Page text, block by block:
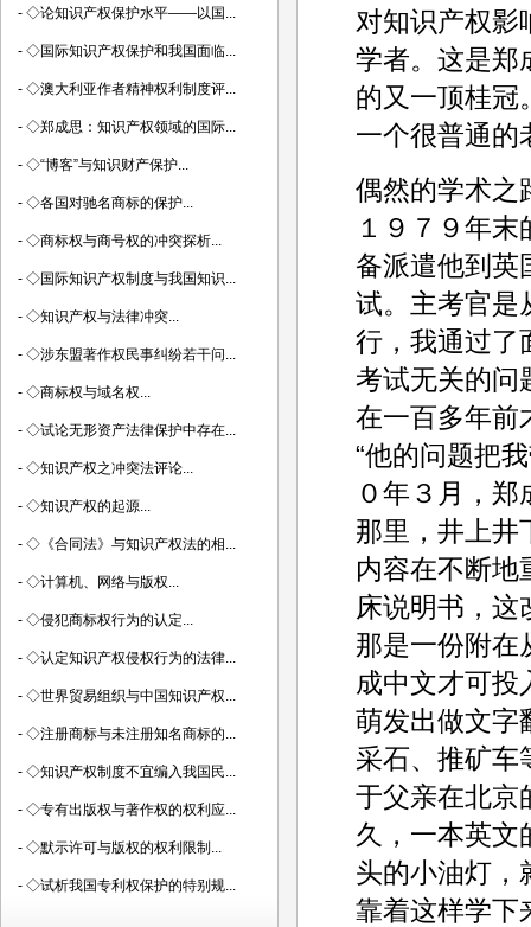
对知识产权影
学者。这是郑
的又一顶桂冠
一个很普通
偶然的学术之
１９７９年
备派遣他到英
试。主考官是
行，我通过了
考试无关的问
在一百多年前
“他的问题把
０年３月，
那里，井上井
内容在不断地
床说明书，这
那是一份附在
成中文才可投
萌发出做文字
采石、推矿车
于父亲在北京
久，一本英文
头的小油灯，
靠着这样学下
- ◇论知识产权保护水平——以国...
- ◇国际知识产权保护和我国面临...
- ◇澳大利亚作者精神权利制度评...
- ◇郑成思：知识产权领域的国际...
- ◇“博客”与知识财产保护...
- ◇各国对驰名商标的保护...
- ◇商标权与商号权的冲突探析...
- ◇国际知识产权制度与我国知识...
- ◇知识产权与法律冲突...
- ◇涉东盟著作权民事纠纷若干问...
- ◇商标权与域名权...
- ◇试论无形资产法律保护中存在...
- ◇知识产权之冲突法评论...
- ◇知识产权的起源...
- ◇《合同法》与知识产权法的相...
- ◇计算机、网络与版权...
- ◇侵犯商标权行为的认定...
- ◇认定知识产权侵权行为的法律...
- ◇世界贸易组织与中国知识产权...
- ◇注册商标与未注册知名商标的...
- ◇知识产权制度不宜编入我国民...
- ◇专有出版权与著作权的权利应...
- ◇默示许可与版权的权利限制...
- ◇试析我国专利权保护的特别规...